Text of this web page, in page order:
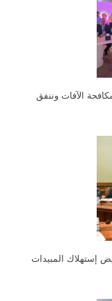
الآفات وننفق
إستهلاك المبيدات